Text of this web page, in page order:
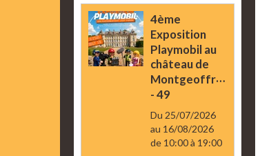
4ème
Exposition
Playmobil au
château de
Montgeoffroy
- 49
Du 25/07/2026
au 16/08/2026
de 10:00à 19:00